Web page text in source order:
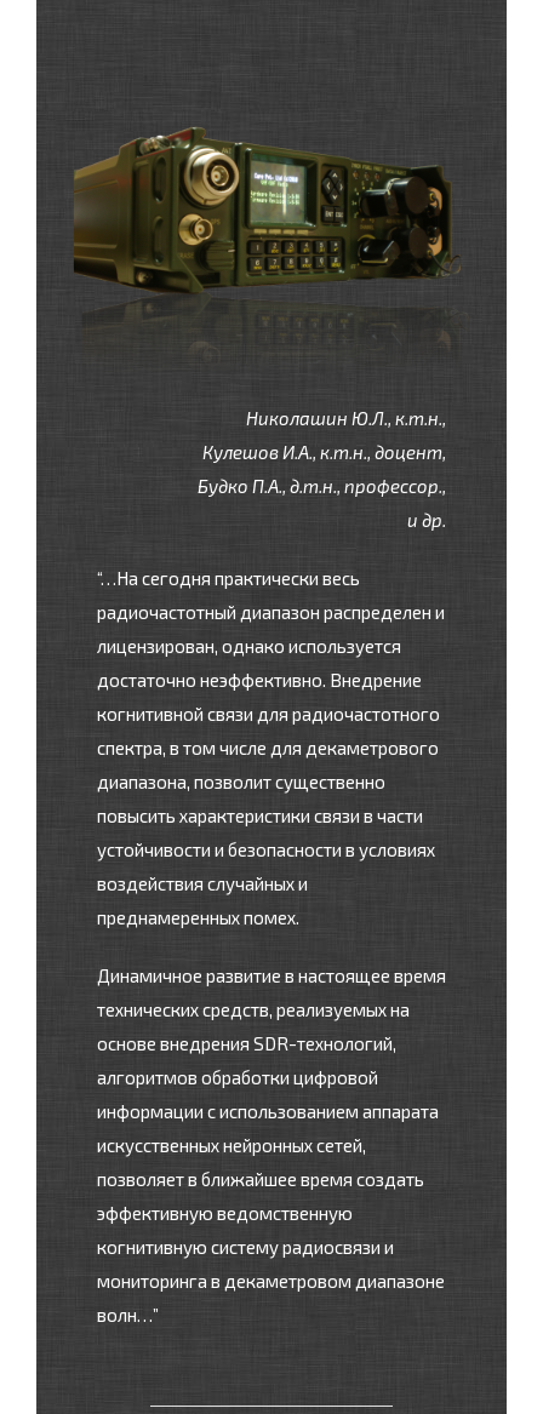
Николашин Ю.Л., к.т.н.,
Кулешов И.А., к.т.н., доцент,
Будко П.А., д.т.н., профессор.,
и др.
“…На сегодня практически весь
радиочастотный диапазон распределен и
лицензирован, однако используется
достаточно неэффективно. Внедрение
когнитивной связи для радиочастотного
спектра, в том числе для декаметрового
диапазона, позволит существенно
повысить характеристики связи в части
устойчивости и безопасности в условиях
воздействия случайных и
преднамеренных помех.
Динамичное развитие в настоящее время
технических средств, реализуемых на
основе внедрения SDR-технологий,
алгоритмов обработки цифровой
информации с использованием аппарата
искусственных нейронных сетей,
позволяет в ближайшее время создать
эффективную ведомственную
когнитивную систему радиосвязи и
мониторинга в декаметровом диапазоне
волн…”